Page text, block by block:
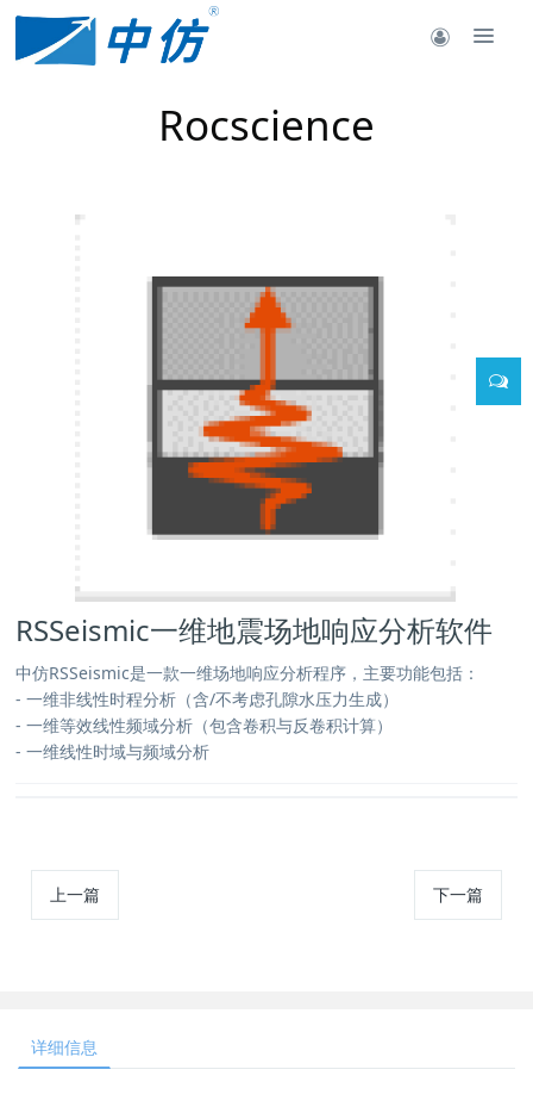
Rocscience
RSSeismic一维地震场地响应分析软件
中仿RSSeismic是一款一维场地响应分析程序，主要功能包括：
- 一维非线性时程分析（含/不考虑孔隙水压力生成）
- 一维等效线性频域分析（包含卷积与反卷积计算）
- 一维线性时域与频域分析
上一篇 下一篇
详细信息